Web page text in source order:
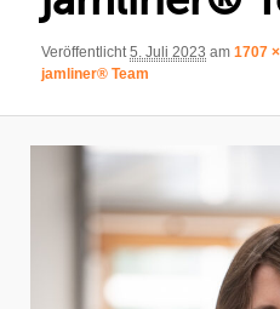
Veröffentlicht5. Juli 2023 am1707
jamliner® Team